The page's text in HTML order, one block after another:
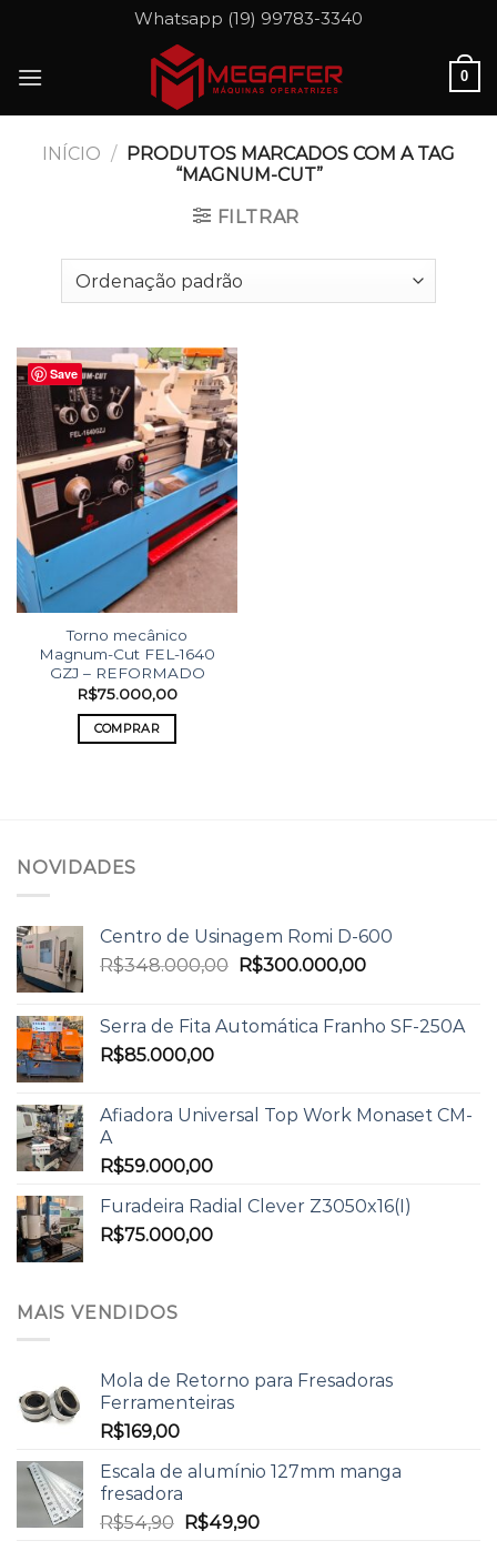
content
Whatsapp (19) 99783-3340
0
INÍCIO / PRODUTOS MARCADOS COM A TAG
“MAGNUM-CUT”
FILTRAR
Save
Torno mecânico
Magnum-Cut FEL-1640
GZJ – REFORMADO
R$75.000,00
COMPRAR
NOVIDADES
Centro de Usinagem Romi D-600
R$348.000,00 R$300.000,00
Serra de Fita Automática Franho SF-250A
R$85.000,00
Afiadora Universal Top Work Monaset CM-
A
R$59.000,00
Furadeira Radial Clever Z3050x16(I)
R$75.000,00
MAIS VENDIDOS
Mola de Retorno para Fresadoras
Ferramenteiras
R$169,00
Escala de alumínio 127mm manga
fresadora
R$54,90 R$49,90